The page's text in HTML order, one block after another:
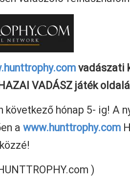
vadászati
VADÁSZ játék
következő hónap 5- ig! A
a www.hunttrophy.com
)